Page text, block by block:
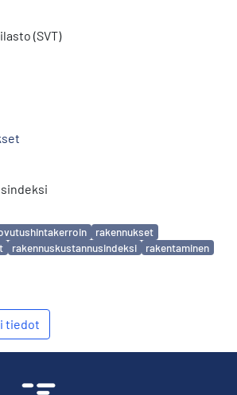
(SVT)
rakennukset
rakennuskustannusindeksi
rakentaminen
tiedot